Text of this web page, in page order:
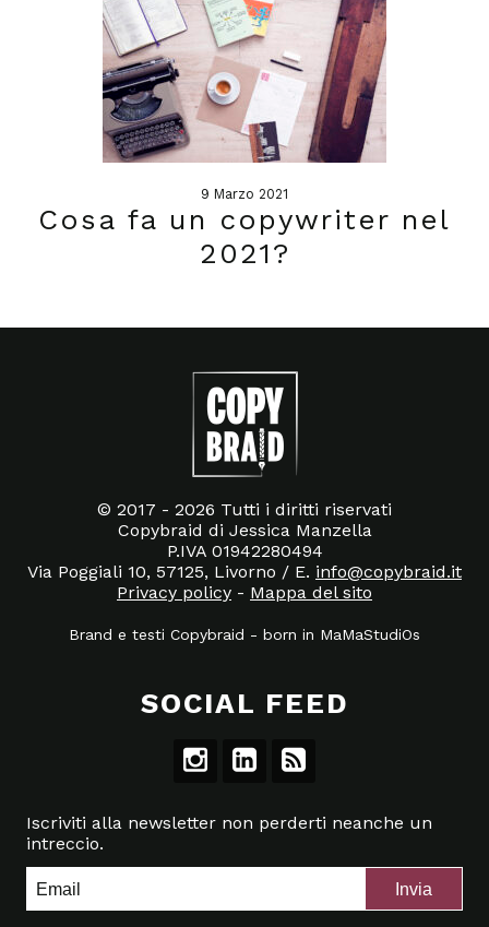
9 Marzo 2021
Cosa fa un copywriter nel
2021?
© 2017 - 2026 Tutti i diritti riservati
Copybraid di Jessica Manzella
P.IVA 01942280494
Via Poggiali 10, 57125, Livorno / E. info@copybraid.it
Privacy policy - Mappa del sito
Brand e testi Copybraid - born in MaMaStudiOs
SOCIAL FEED
Iscriviti alla newsletter non perderti neanche un
intreccio.